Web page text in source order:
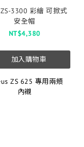
ZS-3300 彩繪 可掀式
安全帽
NT$4,380
加入購物車